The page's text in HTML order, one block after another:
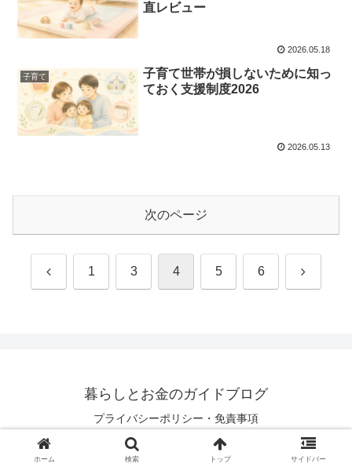
直レビュー
2026.05.18
子育て
子育て世帯が損しないために知っ
ておく支援制度2026
2026.05.13
次のページ
前 1 3 4 5 6 次
暮らしとお金のガイドブログ
プライバシーポリシー・免責事項
© 2026 暮らしとお金のガイドブログ.
ホーム 検索 トップ サイドバー